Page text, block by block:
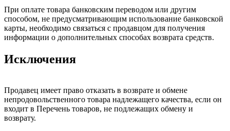
При оплате товара банковским переводом или другим
способом, не предусматривающим использование банковской
карты, необходимо связаться с продавцом для получения
информации о дополнительных способах возврата средств.
Исключения
Продавец имеет право отказать в возврате и обмене
непродовольственного товара надлежащего качества, если он
входит в Перечень товаров, не подлежащих обмену и
возврату.